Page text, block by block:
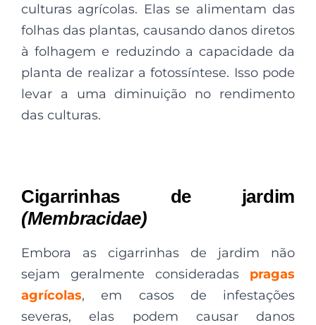
culturas agrícolas. Elas se alimentam das
folhas das plantas, causando danos diretos
à folhagem e reduzindo a capacidade da
planta de realizar a fotossíntese. Isso pode
levar a uma diminuição no rendimento
das culturas.
Cigarrinhas de jardim
(Membracidae)
Embora as cigarrinhas de jardim não
sejam geralmente consideradas pragas
agrícolas, em casos de infestações
severas, elas podem causar danos